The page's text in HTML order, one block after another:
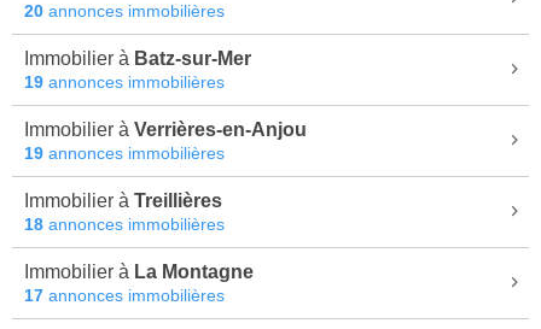
20 annonces immobilières
Immobilier à Batz-sur-Mer
19 annonces immobilières
Immobilier à Verrières-en-Anjou
19 annonces immobilières
Immobilier à Treillières
18 annonces immobilières
Immobilier à La Montagne
17 annonces immobilières